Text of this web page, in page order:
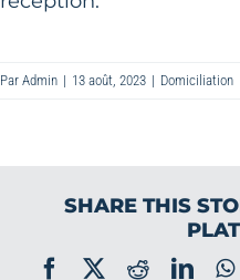
Par Admin | 13 août, 2023 | Domiciliation
SHARE THIS
FacebookReddit